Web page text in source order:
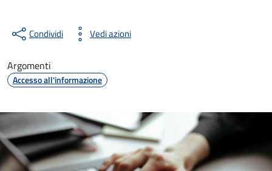
Condividi Vedi azioni
Argomenti
Accesso all'informazione